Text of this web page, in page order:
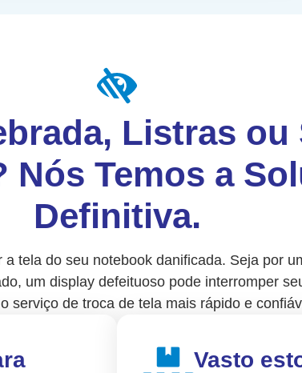
Listras ou
Nós Temos a
Definitiva.
tela do seu notebook danificada. Seja por
um display defeituoso pode interromper
serviço de troca de tela mais rápido e
Vasto